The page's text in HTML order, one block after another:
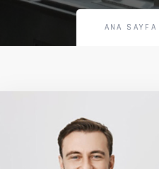
ANA SAYFA